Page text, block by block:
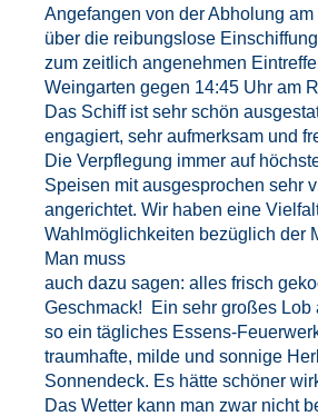
Angefangen von der Abholung
über die reibungslose
zum zeitlich angenehmen
Weingarten gegen 14:45 Uhr am
Das Schiff ist sehr schön
engagiert, sehr aufmerksam und
Die Verpflegung immer auf
Speisen mit ausgesprochen sehr
angerichtet. Wir haben eine
Wahlmöglichkeiten bezüglich der
Man muss
auch dazu sagen: alles frisch
Geschmack! Ein sehr großes Lob
so ein tägliches Essens-
traumhafte, milde und sonnige
Sonnendeck. Es hätte schöner
Das Wetter kann man zwar nicht